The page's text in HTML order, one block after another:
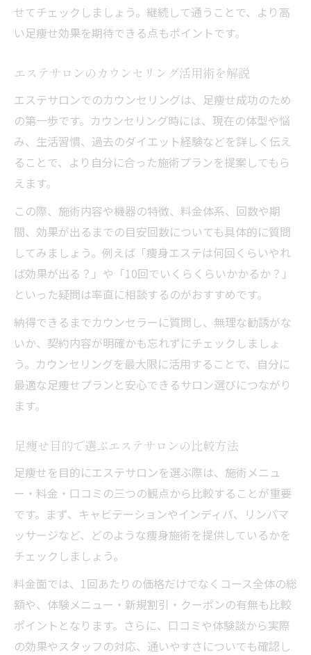
せてチェックしましょう。継続して通うことで、より高
い足痩せ効果を期待できる点もポイントです。
エステサロンのカウンセリング活用術を解説
エステサロンでのカウンセリングは、足痩せ成功のため
の第一歩です。カウンセリング時には、現在の体型や悩
み、生活習慣、過去のダイエット経験などを詳しく伝え
ることで、より自分に合った施術プランを提案してもら
えます。
この際、施術内容や機器の特徴、料金体系、回数や期
間、効果が出るまでの目安回数についても具体的に質問
してみましょう。例えば「痩身エステは何回くらいやれ
ば効果が出る？」や「10回でいくらくらいかかるか？」
といった疑問は率直に相談するのがおすすめです。
納得できるまでカウンセラーに質問し、無理な勧誘がな
いか、契約内容が明確かも忘れずにチェックしましょ
う。カウンセリングを最大限に活用することで、自分に
最適な足痩せプランと安心できるサロン選びにつながり
ます。
足痩せ目的で選ぶエステサロンの比較方法
足痩せを目的にエステサロンを選ぶ際は、施術メニュ
ー・料金・口コミの三つの観点から比較することが重要
です。まず、キャビテーションやインディバ、リンパマ
ッサージなど、どのような痩身施術を提供しているかを
チェックしましょう。
料金面では、1回あたりの価格だけでなくコース全体の総
額や、体験メニュー・新規割引・クーポンの有無も比較
ポイントとなります。さらに、口コミや体験談から実際
の効果やスタッフの対応、通いやすさについても確認し